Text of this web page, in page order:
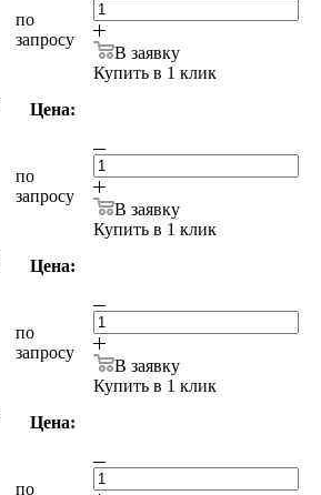
по
запросу
В заявку
Купить в 1 клик
Цена:
по
запросу
В заявку
Купить в 1 клик
Цена:
по
запросу
В заявку
Купить в 1 клик
Цена:
по